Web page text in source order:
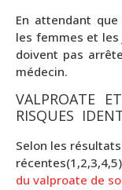
En attendant
les femmes et
doivent pas
médecin.
VALPROATE
RISQUES
Selon les
du valproate de